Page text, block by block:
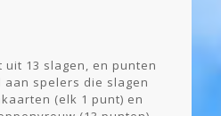
uit 13 slagen, en punten
spelers die slagen
(elk 1 punt) en